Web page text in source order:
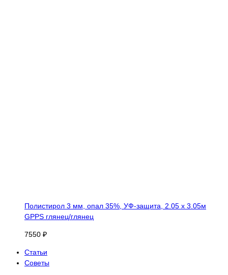
Полистирол 3 мм, опал 35%, УФ-защита, 2.05 х 3.05м
GPPS глянец/глянец
7550 ₽
Статьи
Советы